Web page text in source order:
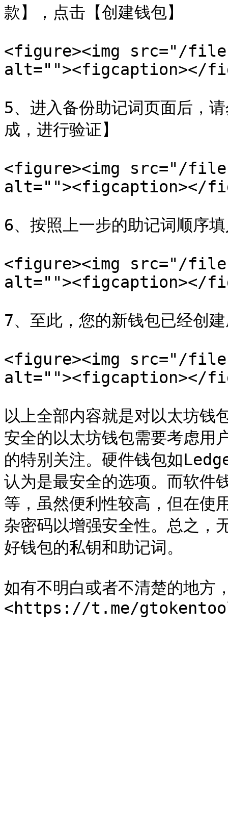
款】，点击【创建钱包】
<figure><img src="/files/
alt=""><figcaption></
5、进入备份助记词页面后，
成，进行验证】
<figure><img src="/files/
alt=""><figcaption></
6、按照上一步的助记词顺序
<figure><img src="/
alt=""><figcaption></
7、至此，您的新钱包已经创
<figure><img src="/
alt=""><figcaption></
以上全部内容就是对以太坊钱
安全的以太坊钱包需要考虑用
的特别关注。硬件钱包如
认为是最安全的选项。而软件
等，虽然便利性较高，但在使
杂密码以增强安全性。总之，
好钱包的私钥和助记词。
如有不明白或者不清楚的地方